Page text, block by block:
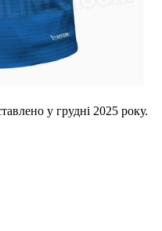
у грудні 2025 року.